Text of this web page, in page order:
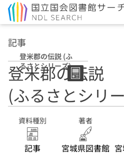
記事
登米郡の伝説 (ふ
るさとシリーズ)
登米郡の伝説
(ふるさとシリ
資料種別
記事
著者
宮城県図書館